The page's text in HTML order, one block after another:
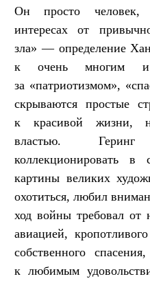
Он просто человек,
интересах от
зла» — определение
к очень многим
за «патриотизмом»,
скрываются простые
к красивой жизни,
властью.
коллекционировать
картины великих
охотиться, любил
ход войны требовал от
авиацией,
собственного
к любимым